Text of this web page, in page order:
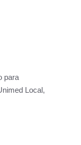
para
Local,